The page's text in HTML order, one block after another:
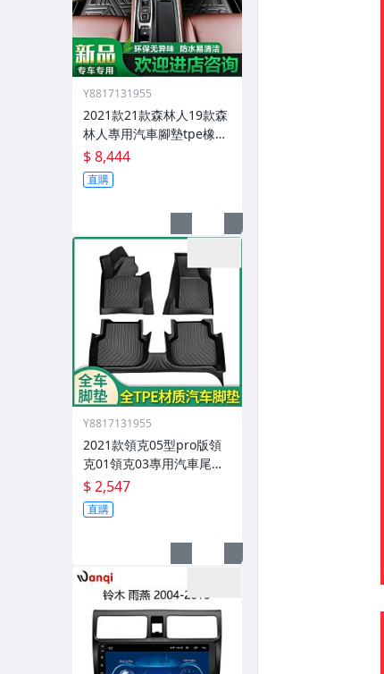
家電與影音視聽
Y8817131955
2021款21款森林人19款森
林人專用汽車腳墊tpe橡膠
墊
$ 8,444
直購
Y8817131955
2021款領克05型pro版領
克01領克03專用汽車尾箱0
2領克03腳墊
$ 2,547
直購